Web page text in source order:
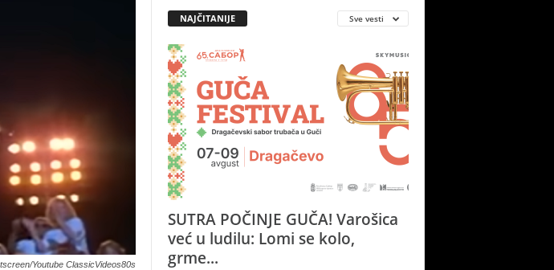
Youtube ClassicVideos80s
NAJČITANIJE Sve vesti
SUTRA POČINJE GUČA! Varošica
već u ludilu: Lomi se kolo,
grme...